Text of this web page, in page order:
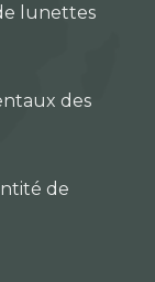
lunettes
des
de